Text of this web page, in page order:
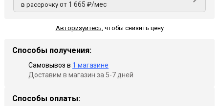
в рассрочку от 1 665 ₽/мес
Авторизуйтесь, чтобы снизить цену
Способы получения:
Самовывоз в 1 магазине
Доставим в магазин за 5-7 дней
Способы оплаты: